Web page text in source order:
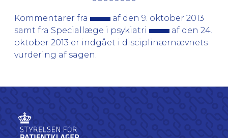
Kommentarer fra
af den 9. oktober 2013
samt fra Speciallæge i psykiatri
af den 24.
oktober 2013 er indgået i disciplinærnævnets
vurdering af sagen.